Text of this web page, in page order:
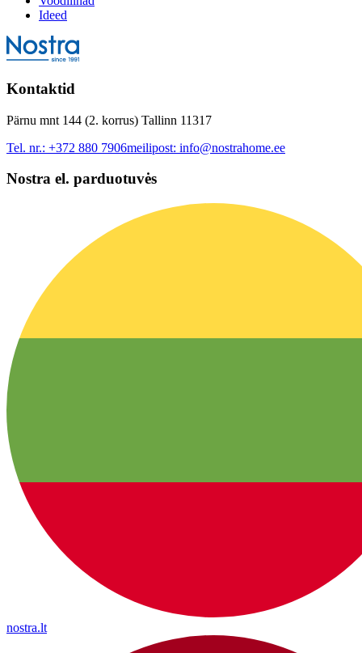
Ideed
Kontaktid
Pärnu mnt 144 (2. korrus) Tallinn 11317
Tel. nr.: +372 880 7906meilipost: info@nostrahome.ee
Nostra el. parduotuvės
nostra.lt